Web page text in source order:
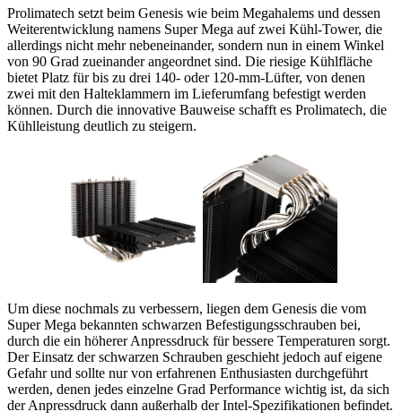
Prolimatech setzt beim Genesis wie beim Megahalems und dessen
Weiterentwicklung namens Super Mega auf zwei Kühl-Tower, die
allerdings nicht mehr nebeneinander, sondern nun in einem Winkel
von 90 Grad zueinander angeordnet sind. Die riesige Kühlfläche
bietet Platz für bis zu drei 140- oder 120-mm-Lüfter, von denen
zwei mit den Halteklammern im Lieferumfang befestigt werden
können. Durch die innovative Bauweise schafft es Prolimatech, die
Kühlleistung deutlich zu steigern.
Um diese nochmals zu verbessern, liegen dem Genesis die vom
Super Mega bekannten schwarzen Befestigungsschrauben bei,
durch die ein höherer Anpressdruck für bessere Temperaturen sorgt.
Der Einsatz der schwarzen Schrauben geschieht jedoch auf eigene
Gefahr und sollte nur von erfahrenen Enthusiasten durchgeführt
werden, denen jedes einzelne Grad Performance wichtig ist, da sich
der Anpressdruck dann außerhalb der Intel-Spezifikationen befindet.